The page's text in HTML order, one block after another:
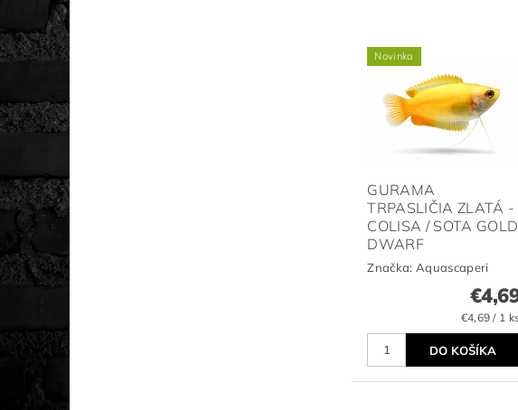
Novinka
GURAMA
TRPASLIČIA ZLATÁ -
COLISA / SOTA GOLD
DWARF
Značka: Aquascaperi
€4,69 / 1